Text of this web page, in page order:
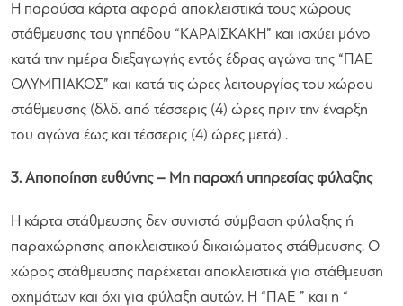
Η παρούσα κάρτα αφορά αποκλειστικά τους χώρους
στάθμευσης του γηπέδου “ΚΑΡΑΙΣΚΑΚΗ” και ισχύει μόνο
κατά την ημέρα διεξαγωγής εντός έδρας αγώνα της “ΠΑΕ
ΟΛΥΜΠΙΑΚΟΣ” και κατά τις ώρες λειτουργίας του χώρου
στάθμευσης (δλδ. από τέσσερις (4) ώρες πριν την έναρξη
του αγώνα έως και τέσσερις (4) ώρες μετά) .
3. Αποποίηση ευθύνης – Μη παροχή υπηρεσίας φύλαξης
Η κάρτα στάθμευσης δεν συνιστά σύμβαση φύλαξης ή
παραχώρησης αποκλειστικού δικαιώματος στάθμευσης. Ο
χώρος στάθμευσης παρέχεται αποκλειστικά για στάθμευση
οχημάτων και όχι για φύλαξη αυτών. Η “ΠΑΕ ” και η “